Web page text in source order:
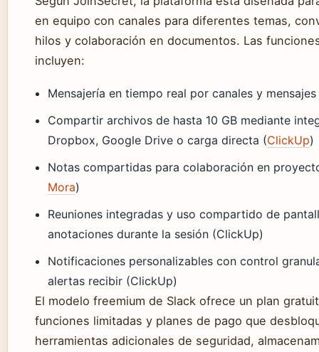
en equipo con canales para diferentes temas,
hilos y colaboración en documentos. Las
incluyen:
Mensajería en tiempo real por canales y
Compartir archivos de hasta 10 GB mediante
Dropbox, Google Drive o carga directa (ClickUp)
Notas compartidas para colaboración en
Mora)
Reuniones integradas y uso compartido de
anotaciones durante la sesión (ClickUp)
Notificaciones personalizables con control
alertas recibir (ClickUp)
El modelo freemium de Slack ofrece un plan
funciones limitadas y planes de pago que
herramientas adicionales de seguridad,